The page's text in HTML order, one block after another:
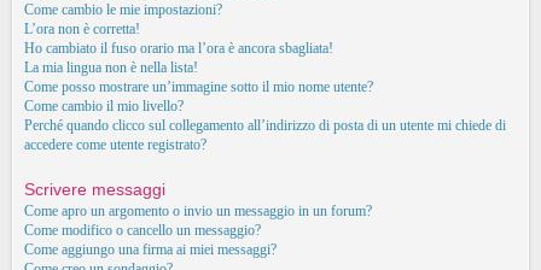
Come cambio le mie impostazioni?
L’ora non è corretta!
Ho cambiato il fuso orario ma l’ora è ancora sbagliata!
La mia lingua non è nella lista!
Come posso mostrare un’immagine sotto il mio nome utente?
Come cambio il mio livello?
Perché quando clicco sul collegamento all’indirizzo di posta di un utente mi chiede di
accedere come utente registrato?
Scrivere messaggi
Come apro un argomento o invio un messaggio in un forum?
Come modifico o cancello un messaggio?
Come aggiungo una firma ai miei messaggi?